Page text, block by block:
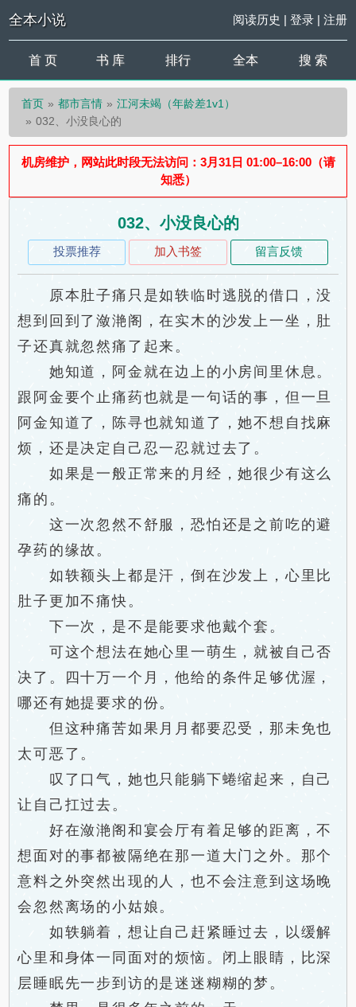
全本小说 阅读历史 | 登录| 注册
首 页 书 库 排行 全本 搜 索
首页 都市言情
江河未竭（年龄差1v1）
032、小没良心的
机房维护，网站此时段无法访问：3月31日 01:00–16:00（请
知悉）
032、小没良心的
投票推荐 加入书签 留言反馈
原本肚子痛只是如轶临时逃脱的借口，没
想到回到了潋滟阁，在实木的沙发上一坐，肚
子还真就忽然痛了起来。
她知道，阿金就在边上的小房间里休息。
跟阿金要个止痛药也就是一句话的事，但一旦
阿金知道了，陈寻也就知道了，她不想自找麻
烦，还是决定自己忍一忍就过去了。
如果是一般正常来的月经，她很少有这么
痛的。
这一次忽然不舒服，恐怕还是之前吃的避
孕药的缘故。
如轶额头上都是汗，倒在沙发上，心里比
肚子更加不痛快。
下一次，是不是能要求他戴个套。
可这个想法在她心里一萌生，就被自己否
决了。四十万一个月，他给的条件足够优渥，
哪还有她提要求的份。
但这种痛苦如果月月都要忍受，那未免也
太可恶了。
叹了口气，她也只能躺下蜷缩起来，自己
让自己扛过去。
好在潋滟阁和宴会厅有着足够的距离，不
想面对的事都被隔绝在那一道大门之外。那个
意料之外突然出现的人，也不会注意到这场晚
会忽然离场的小姑娘。
如轶躺着，想让自己赶紧睡过去，以缓解
心里和身体一同面对的烦恼。闭上眼睛，比深
层睡眠先一步到访的是迷迷糊糊的梦。